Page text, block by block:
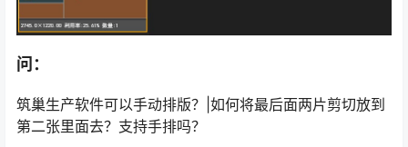
问：
筑巢生产软件可以手动排版？|如何将最后面两片剪切放到
第二张里面去？支持手排吗？